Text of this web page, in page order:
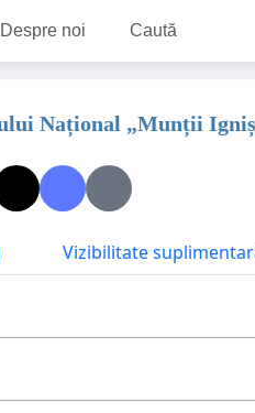
Despre noi Caută
Național „Munții Igniș
Vizibilitate